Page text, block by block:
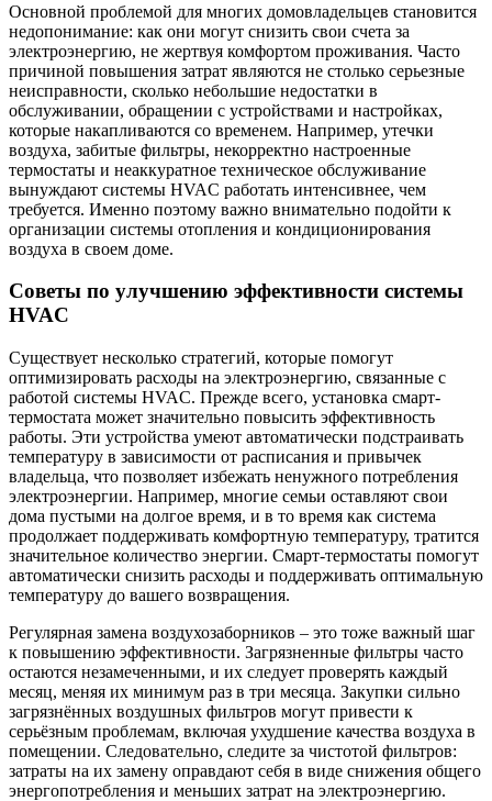
Основной проблемой для многих домовладельцев становится
недопонимание: как они могут снизить свои счета за
электроэнергию, не жертвуя комфортом проживания. Часто
причиной повышения затрат являются не столько серьезные
неисправности, сколько небольшие недостатки в
обслуживании, обращении с устройствами и настройках,
которые накапливаются со временем. Например, утечки
воздуха, забитые фильтры, некорректно настроенные
термостаты и неаккуратное техническое обслуживание
вынуждают системы HVAC работать интенсивнее, чем
требуется. Именно поэтому важно внимательно подойти к
организации системы отопления и кондиционирования
воздуха в своем доме.
Советы по улучшению эффективности системы
HVAC
Существует несколько стратегий, которые помогут
оптимизировать расходы на электроэнергию, связанные с
работой системы HVAC. Прежде всего, установка смарт-
термостата может значительно повысить эффективность
работы. Эти устройства умеют автоматически подстраивать
температуру в зависимости от расписания и привычек
владельца, что позволяет избежать ненужного потребления
электроэнергии. Например, многие семьи оставляют свои
дома пустыми на долгое время, и в то время как система
продолжает поддерживать комфортную температуру, тратится
значительное количество энергии. Смарт-термостаты помогут
автоматически снизить расходы и поддерживать оптимальную
температуру до вашего возвращения.
Регулярная замена воздухозаборников – это тоже важный шаг
к повышению эффективности. Загрязненные фильтры часто
остаются незамеченными, и их следует проверять каждый
месяц, меняя их минимум раз в три месяца. Закупки сильно
загрязнённых воздушных фильтров могут привести к
серьёзным проблемам, включая ухудшение качества воздуха в
помещении. Следовательно, следите за чистотой фильтров:
затраты на их замену оправдают себя в виде снижения общего
энергопотребления и меньших затрат на электроэнергию.